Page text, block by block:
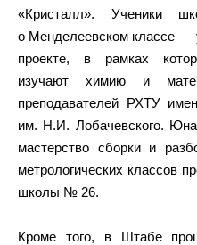
«Кристалл». Ученики
о Менделеевском классе —
проекте, в рамках
изучают химию и
преподавателей РХТУ
им. Н.И. Лобачевского.
мастерство сборки и
метрологических классов
школы № 26.
Кроме того, в Штабе